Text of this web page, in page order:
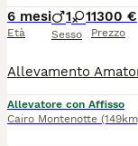
6 mesi
Età
1 1
Sesso
1300 €
Prezzo
Allevatore con Affisso
Cairo Montenotte